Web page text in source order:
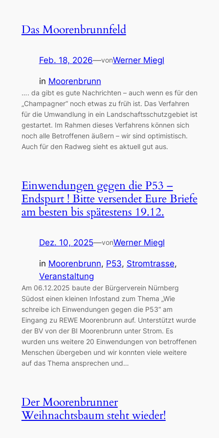
Das Moorenbrunnfeld
Feb. 18, 2026—vonWerner Miegl
in Moorenbrunn
…. da gibt es gute Nachrichten – auch wenn es für den
„Champagner“ noch etwas zu früh ist. Das Verfahren
für die Umwandlung in ein Landschaftsschutzgebiet ist
gestartet. Im Rahmen dieses Verfahrens können sich
noch alle Betroffenen äußern – wir sind optimistisch.
Auch für den Radweg sieht es aktuell gut aus.
Einwendungen gegen die P53 –
Endspurt ! Bitte versendet Eure Briefe
am besten bis spätestens 19.12.
Dez. 10, 2025—vonWerner Miegl
in Moorenbrunn, P53, Stromtrasse
Veranstaltung
Am 06.12.2025 baute der Bürgerverein Nürnberg
Südost einen kleinen Infostand zum Thema „Wie
schreibe ich Einwendungen gegen die P53“ am
Eingang zu REWE Moorenbrunn auf. Unterstützt wurde
der BV von der BI Moorenbrunn unter Strom. Es
wurden uns weitere 20 Einwendungen von betroffenen
Menschen übergeben und wir konnten viele weitere
auf das Thema ansprechen und…
Der Moorenbrunner
Weihnachtsbaum steht wieder!